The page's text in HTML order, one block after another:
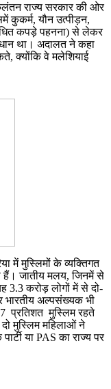
राज्य सरकार की ओर
कुकर्म, यौन उत्पीड़न,
कपड़े पहनना) से लेकर
था। अदालत ने कहा
क्योंकि वे मलेशियाई
में मुस्लिमों के व्यक्तिगत
हैं। जातीय मलय, जिनमें से
3.3 करोड़ लोगों में से दो-
भारतीय अल्पसंख्यक भी
प्रतिशत मुस्लिम रहते
मुस्लिम महिलाओं ने
या PAS का राज्य पर